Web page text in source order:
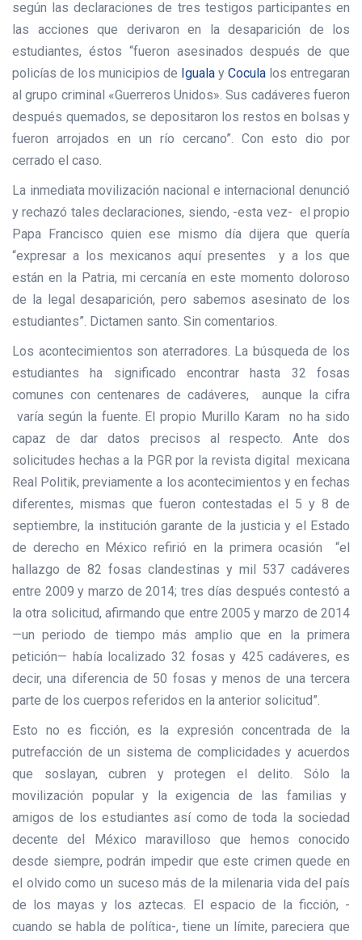
según las declaraciones de tres testigos participantes en
las acciones que derivaron en la desaparición de los
estudiantes, éstos “fueron asesinados después de que
policías de los municipios de Iguala y Cocula los entregaran
al grupo criminal «Guerreros Unidos». Sus cadáveres fueron
después quemados, se depositaron los restos en bolsas y
fueron arrojados en un río cercano”. Con esto dio por
cerrado el caso.
La inmediata movilización nacional e internacional denunció
y rechazó tales declaraciones, siendo, -esta vez- el propio
Papa Francisco quien ese mismo día dijera que quería
“expresar a los mexicanos aquí presentes y a los que
están en la Patria, mi cercanía en este momento doloroso
de la legal desaparición, pero sabemos asesinato de los
estudiantes”. Dictamen santo. Sin comentarios.
Los acontecimientos son aterradores. La búsqueda de los
estudiantes ha significado encontrar hasta 32 fosas
comunes con centenares de cadáveres, aunque la cifra
varía según la fuente. El propio Murillo Karam no ha sido
capaz de dar datos precisos al respecto. Ante dos
solicitudes hechas a la PGR por la revista digital mexicana
Real Politik, previamente a los acontecimientos y en fechas
diferentes, mismas que fueron contestadas el 5 y 8 de
septiembre, la institución garante de la justicia y el Estado
de derecho en México refirió en la primera ocasión “el
hallazgo de 82 fosas clandestinas y mil 537 cadáveres
entre 2009 y marzo de 2014; tres días después contestó a
la otra solicitud, afirmando que entre 2005 y marzo de 2014
—un periodo de tiempo más amplio que en la primera
petición— había localizado 32 fosas y 425 cadáveres, es
decir, una diferencia de 50 fosas y menos de una tercera
parte de los cuerpos referidos en la anterior solicitud”.
Esto no es ficción, es la expresión concentrada de la
putrefacción de un sistema de complicidades y acuerdos
que soslayan, cubren y protegen el delito. Sólo la
movilización popular y la exigencia de las familias y
amigos de los estudiantes así como de toda la sociedad
decente del México maravilloso que hemos conocido
desde siempre, podrán impedir que este crimen quede en
el olvido como un suceso más de la milenaria vida del país
de los mayas y los aztecas. El espacio de la ficción, -
cuando se habla de política-, tiene un límite, pareciera que